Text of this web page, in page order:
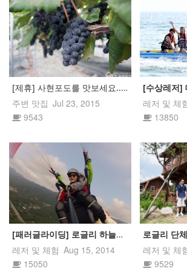
[제휴] 사현포도를 맛보세요..^^"> [제휴] 사현
주변 맛집 Jul 23, 2015
9543
[수상레저]
레저 및 체
13850
[패러글라이딩] 로글리 하늘을 날다! 힐링패러
레저 및 체험 Aug 15, 2014
15050
로글리 단
레저 및 체
9529